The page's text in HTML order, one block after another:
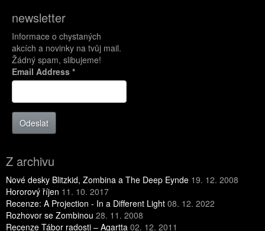
newsletter
Informace o chystaných
akcích a novinky na tvůj mail.
Žádný spam, slibujeme!
Email Address *
Odeslat
Z archivu
Nové desky Blitzkid, Zombina a The Deep Eynde 19. 12. 2008
Hororový říjen 11. 10. 2017
Recenze: A Projection - In a Different Light 08. 12. 2022
Rozhovor se Zombinou 28. 11. 2008
Recenze Tábor radosti – Agartta 02. 12. 2011